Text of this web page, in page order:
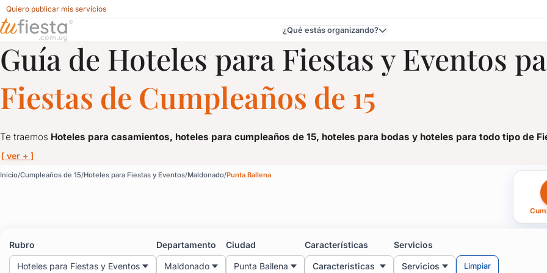
Quiero publicar mis servicios
Hoteles para Fiestas y Eventos para Cumpleaños de 15 en Punta Ballena, Maldonado
¿Qué estás organizando?
Guía de Hoteles para Fiestas y Eventos
Fiestas de Cumpleaños de 15
Te traemos Hoteles para casamientos, hoteles para cumpleaños de 15, hoteles para bodas y hoteles para todo tipo de
[ ver + ]
Inicio Cumpleaños de 15 Hoteles para Fiestas y Eventos Maldonado Punta Ballena
Rubro
Hoteles para Fiestas y Eventos
Departamento
Maldonado
Ciudad
Punta Ballena
Características
Características
Servicios
Servicios Limpiar
Hoteles para Fiestas y Eventos para
Hoteles para casamientos, hoteles para cumpleaños de 15, hoteles para bodas y hoteles para todo tipo de
Estos hoteles también son ideales para hacer la previa de los 15, pasar una tarde distendida con amigas, peinarte,